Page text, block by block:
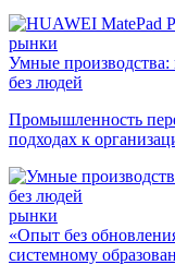
рынки
Умные производства:
без людей
Промышленность
подходах к
рынки
«Опыт без
системному